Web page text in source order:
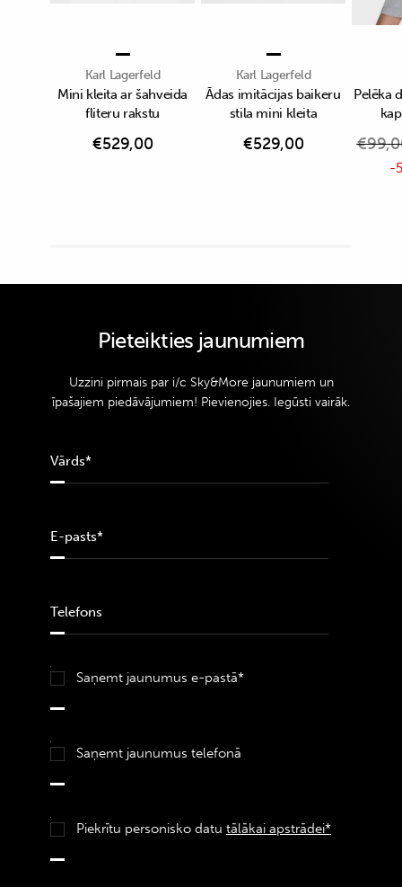
Karl Lagerfeld
Mini kleita ar šahveida
fliteru rakstu
€529,00
Karl Lagerfeld
Ādas imitācijas baikeru
stila mini kleita
€529,00
Pelēka
€
-
Pieteikties jaunumiem
Uzzini pirmais par i/c Sky&More jaunumiem un
īpašajiem piedāvājumiem! Pievienojies. Iegūsti vairāk.
Saņemt jaunumus e-pastā*
Saņemt jaunumus telefonā
Piekrītu personisko datu tālākai apstrādei*